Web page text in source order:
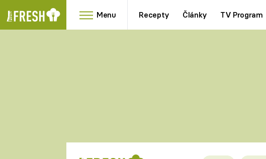
Menu Recepty Články TV Program
RYCHLOVKY